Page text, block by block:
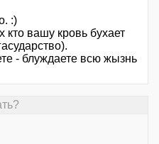
:)
кто вашу кровь бухает
- блуждаете всю жызнь